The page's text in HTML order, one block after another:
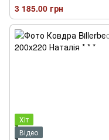
3 185.00 грн
Хіт
Відео